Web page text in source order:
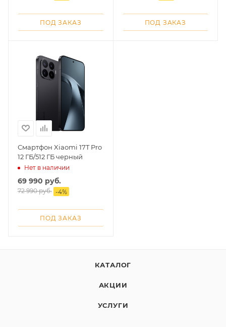
ПОД ЗАКАЗ ПОД ЗАКАЗ
Смартфон Xiaomi 17T Pro
12 ГБ/512 ГБ черный
Нет в наличии
69 990 руб.
72 990руб. -4%
ПОД ЗАКАЗ
КАТАЛОГ
АКЦИИ
УСЛУГИ